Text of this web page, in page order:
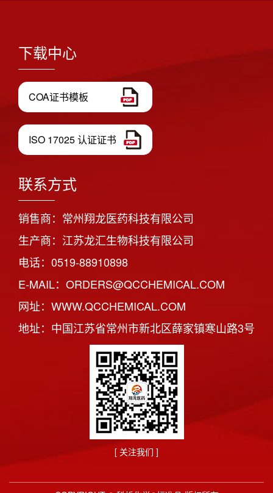
下载中心
COA证书模板
ISO 17025 认证证书
联系方式
销售商：常州翔龙医药科技有限公司
生产商：江苏龙汇生物科技有限公司
电话：0519-88910898
E-MAIL：ORDERS@QCCHEMICAL.COM
网址：WWW.QCCHEMICAL.COM
地址：中国江苏省常州市新北区薛家镇寒山路3号
[ 关注我们 ]